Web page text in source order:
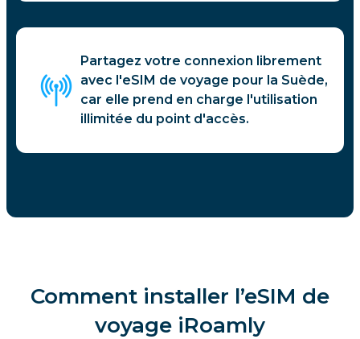
Partagez votre connexion librement
avec l'eSIM de voyage pour la Suède,
car elle prend en charge l'utilisation
illimitée du point d'accès.
Comment installer l’eSIM de
voyage iRoamly